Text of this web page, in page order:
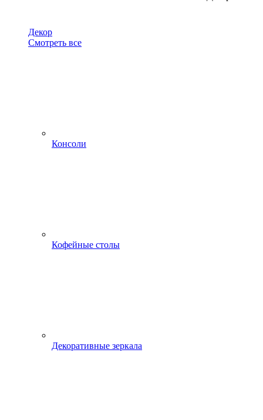
Декор
Смотреть все
Консоли
Кофейные столы
Декоративные зеркала